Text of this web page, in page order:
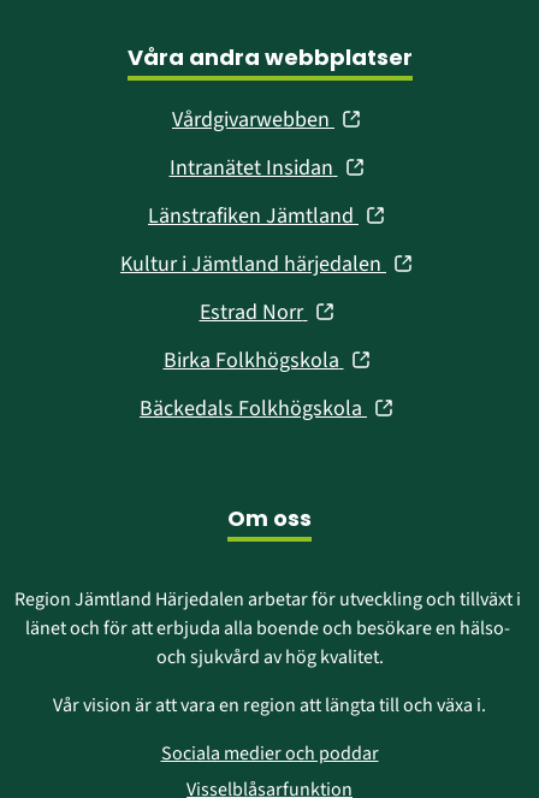
Våra andra webbplatser
Vårdgivarwebben (öppnas
nytt
fönster)
Intranätet Insidan (öppnas
nytt
fönster)
Länstrafiken Jämtland (öppnas
nytt
Kultur i Jämtland härjedalen (öppnas
Estrad Norr (öppnas
nytt
fönster)
Birka Folkhögskola (öppnas
nytt
Bäckedals Folkhögskola (öppnas
Om oss
Region Jämtland Härjedalen arbetar för utveckling och tillväxt i
länet och för att erbjuda alla boende och besökare en hälso-
och sjukvård av hög kvalitet.
Vår vision är att vara en region att längta till och växa i.
Sociala medier och poddar
Visselblåsarfunktion